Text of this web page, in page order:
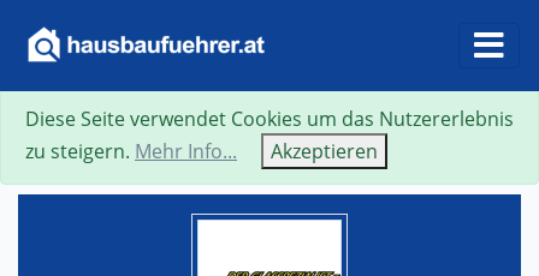
Suche Neue Suche Zurück
Diese Seite verwendet Cookies um das Nutzererlebnis
zu steigern. Mehr Info... Akzeptieren